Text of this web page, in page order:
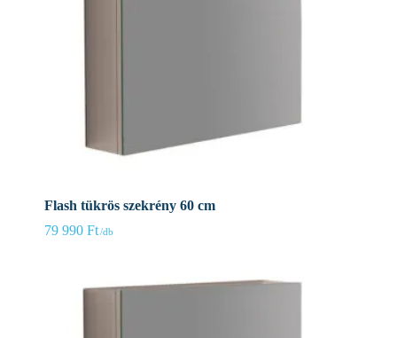
Flash tükrös szekrény 60 cm
79 990 Ft